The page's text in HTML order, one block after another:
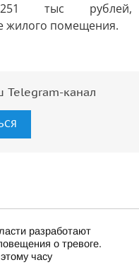
251 тыс рублей,
жилого помещения.
Telegram-канал
разработают
о тревоге.
часу